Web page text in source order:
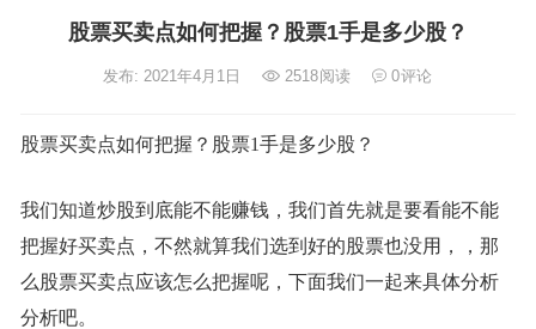
股票买卖点如何把握？股票1手是多少股？
发布: 2021年4月1日 2518阅读 0评论
股票买卖点如何把握？股票1手是多少股？
我们知道炒股到底能不能赚钱，我们首先就是要看能不能
把握好买卖点，不然就算我们选到好的股票也没用，，那
么股票买卖点应该怎么把握呢，下面我们一起来具体分析
分析吧。